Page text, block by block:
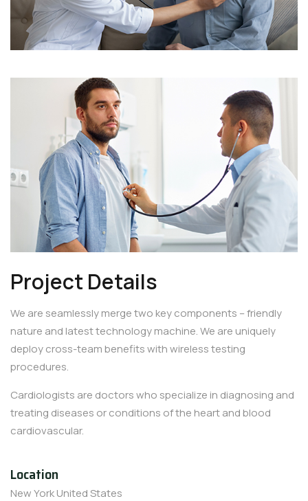
Project Details
We are seamlessly merge two key components – friendly
nature and latest technology machine. We are uniquely
deploy cross-team benefits with wireless testing
procedures.
Cardiologists are doctors who specialize in diagnosing and
treating diseases or conditions of the heart and blood
cardiovascular.
Location
New York United States